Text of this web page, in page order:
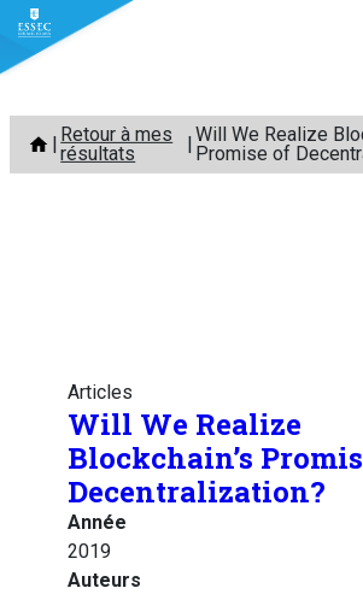
Aller
contenu
Retour à mes
résultats
Will We Realize
Promise of
Articles
Will We Realize
Blockchain’s
Decentralization?
Année
2019
Auteurs